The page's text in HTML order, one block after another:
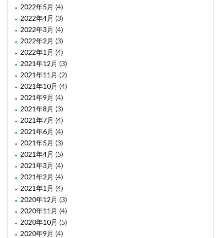
2022年5月 (4)
2022年4月 (3)
2022年3月 (4)
2022年2月 (3)
2022年1月 (4)
2021年12月 (3)
2021年11月 (2)
2021年10月 (4)
2021年9月 (4)
2021年8月 (3)
2021年7月 (4)
2021年6月 (4)
2021年5月 (3)
2021年4月 (5)
2021年3月 (4)
2021年2月 (4)
2021年1月 (4)
2020年12月 (3)
2020年11月 (4)
2020年10月 (5)
2020年9月 (4)